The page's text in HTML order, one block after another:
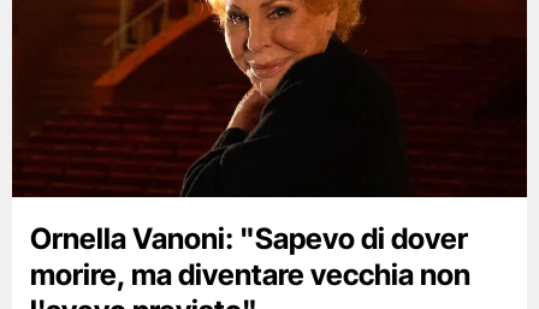
Ornella Vanoni: "Sapevo di dover
morire, ma diventare vecchia non